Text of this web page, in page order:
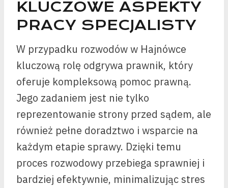
KLUCZOWE ASPEKTY
PRACY SPECJALISTY
W przypadku rozwodów w Hajnówce
kluczową rolę odgrywa prawnik, który
oferuje kompleksową pomoc prawną.
Jego zadaniem jest nie tylko
reprezentowanie strony przed sądem, ale
również pełne doradztwo i wsparcie na
każdym etapie sprawy. Dzięki temu
proces rozwodowy przebiega sprawniej i
bardziej efektywnie, minimalizując stres